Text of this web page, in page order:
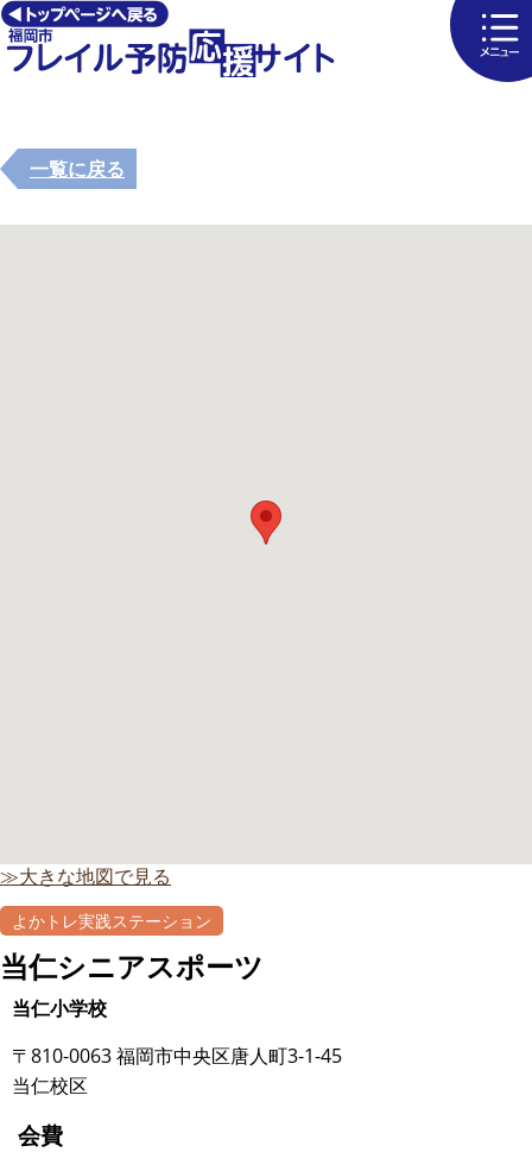
一覧に戻る
≫大きな地図で見る
よかトレ実践ステーション
当仁シニアスポーツ
当仁小学校
〒810-0063 福岡市中央区唐人町3-1-45
当仁校区
会費